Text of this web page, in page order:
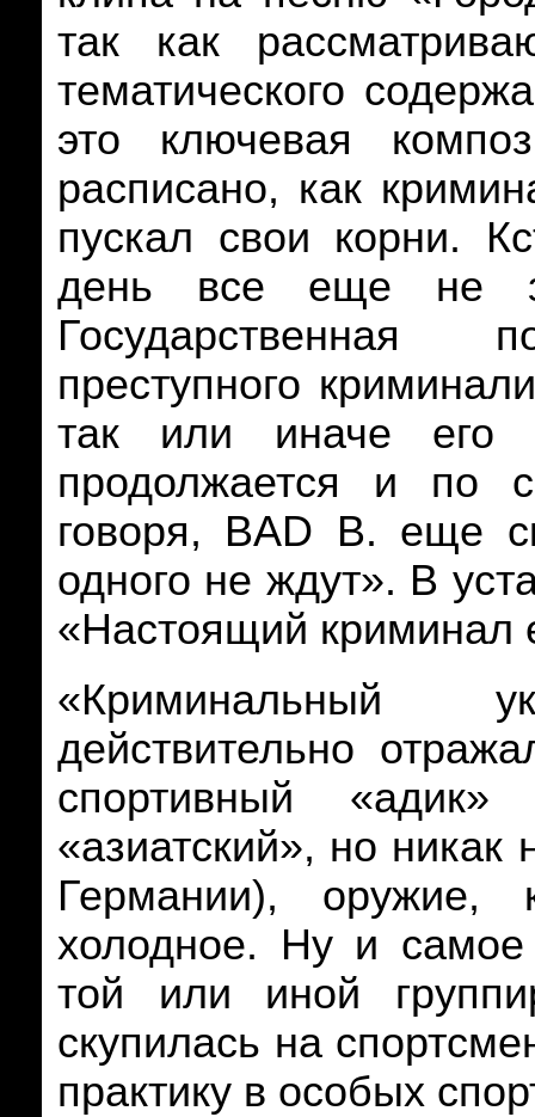
так как
тематического
это ключевая
расписано, как
пускал свои корни.
день все еще не
преступного
так или иначе его
продолжается и по
говоря, BAD B. еще
одного не ждут». В
«Настоящий
«Криминальный
действительно
спортивный
«азиатский», но
Германии), оружие,
холодное. Ну и самое
той или иной
скупилась на
практику в особых